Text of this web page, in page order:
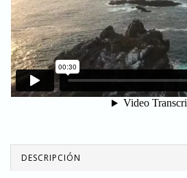
DESCRIPCIÓN